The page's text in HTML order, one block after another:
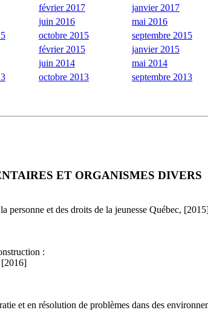
février 2017 janvier 2017
juin 2016 mai 2016
octobre 2015 septembre 2015
février 2015 janvier 2015
juin 2014 mai 2014
octobre 2013 septembre 2013
ET ORGANISMES DIVERS
personne et des droits de la jeunesse Québec,
:
[2016]
et en résolution de problèmes dans des